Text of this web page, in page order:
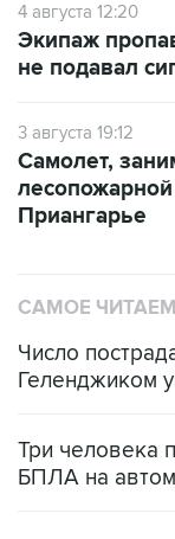
4 августа 12:20
Экипаж
не подавал
3 августа 19:12
Самолет,
Приангарье
САМОЕ
Число
Геленджиком
Три человека
БПЛА на